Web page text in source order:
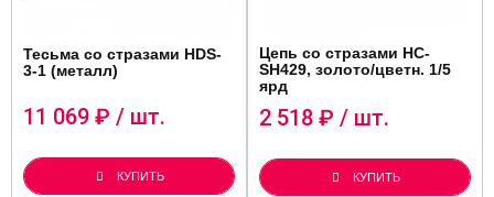
Тесьма со стразами HDS-
3-1 (металл)
11 069 ₽ / шт.
КУПИТЬ
Цепь со стразами HC-
SH429, золото/цветн. 1/5
ярд
2 518 ₽ / шт.
КУПИТЬ